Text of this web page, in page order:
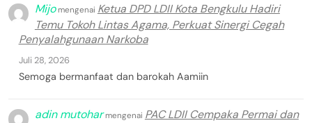
Mijomengenai Ketua DPD LDII Kota Bengkulu Hadiri
Temu Tokoh Lintas Agama, Perkuat Sinergi Cegah
Penyalahgunaan Narkoba
Juli 28, 2026
Semoga bermanfaat dan barokah Aamiin
adin mutoharmengenai PAC LDII Cempaka Permai dan